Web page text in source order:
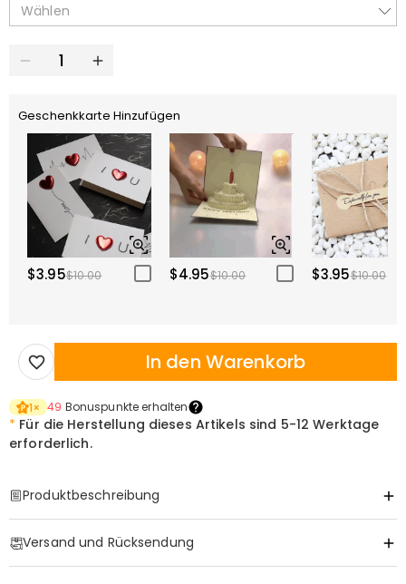
Wählen
Geschenkkarte Hinzufügen
$3.95$10.00 $4.95$10.00 $3.95$10.00
In den Warenkorb
1× 49 Bonuspunkte erhalten
* Für die Herstellung dieses Artikels sind 5-12 Werktage
erforderlich.
Produktbeschreibung
Versand und Rücksendung